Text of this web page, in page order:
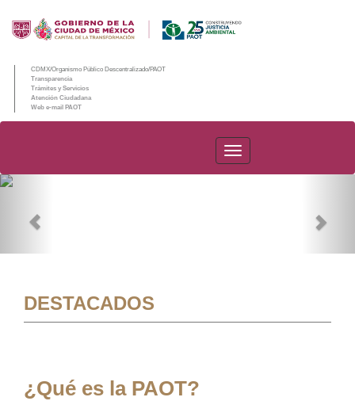
CDMX/Organismo Público Descentralizado/PAOT
Transparencia
Trámites y Servicios
Atención Ciudadana
Web e-mail PAOT
PAOT
DESTACADOS
¿Qué es la PAOT?